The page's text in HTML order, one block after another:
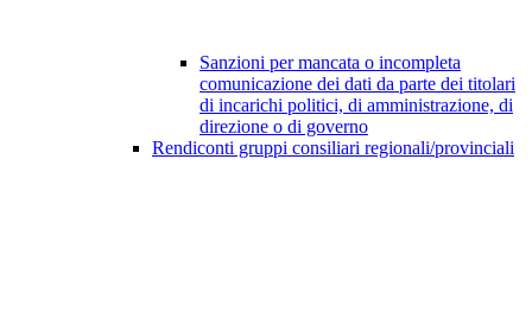
Sanzioni per mancata o incompleta
comunicazione dei dati da parte dei titolari
di incarichi politici, di amministrazione, di
direzione o di governo
Rendiconti gruppi consiliari regionali/provinciali